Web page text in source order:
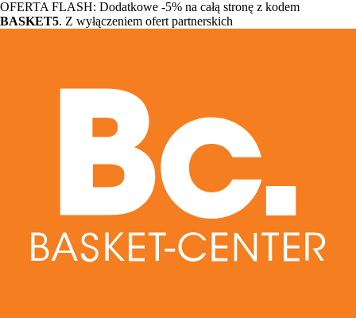
OFERTA FLASH: Dodatkowe -5% na całą stronę z kodem
BASKET5. Z wyłączeniem ofert partnerskich